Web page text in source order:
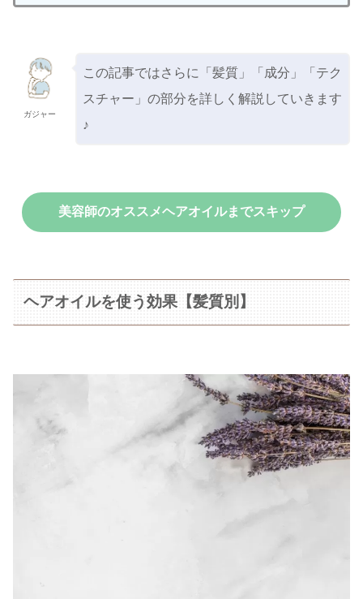
ガジャー
この記事ではさらに「髪質」「成分」「テク
スチャー」の部分を詳しく解説していきます
♪
美容師のオススメヘアオイルまでスキップ
ヘアオイルを使う効果【髪質別】